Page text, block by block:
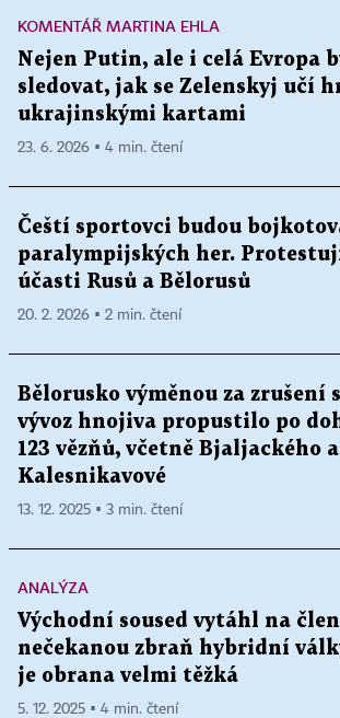
KOMENTÁŘ MARTINA EHLA
Nejen Putin, ale i celá Evropa
sledovat, jak se Zelenskyj učí
ukrajinskými kartami
23. 6. 2026 ▪ 4 min. čtení
Čeští sportovci budou
paralympijských her.
účasti Rusů a Bělorusů
20. 2. 2026 ▪ 2 min. čtení
Bělorusko výměnou za zrušení
vývoz hnojiva propustilo po
123 vězňů, včetně Bjaljackého a
Kalesnikavové
13. 12. 2025 ▪ 3 min. čtení
ANALÝZA
Východní soused vytáhl na
nečekanou zbraň hybridní
je obrana velmi těžká
5. 12. 2025 ▪ 4 min. čtení